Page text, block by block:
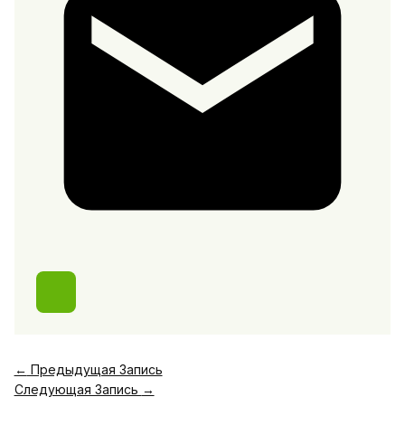
← Предыдущая Запись
Следующая Запись →